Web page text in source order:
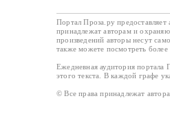
Портал Проза.ру
принадлежат авторам и
произведений авторы несут
также можете посмотреть
Ежедневная аудитория портала
этого текста. В каждой графе
© Все права принадлежат